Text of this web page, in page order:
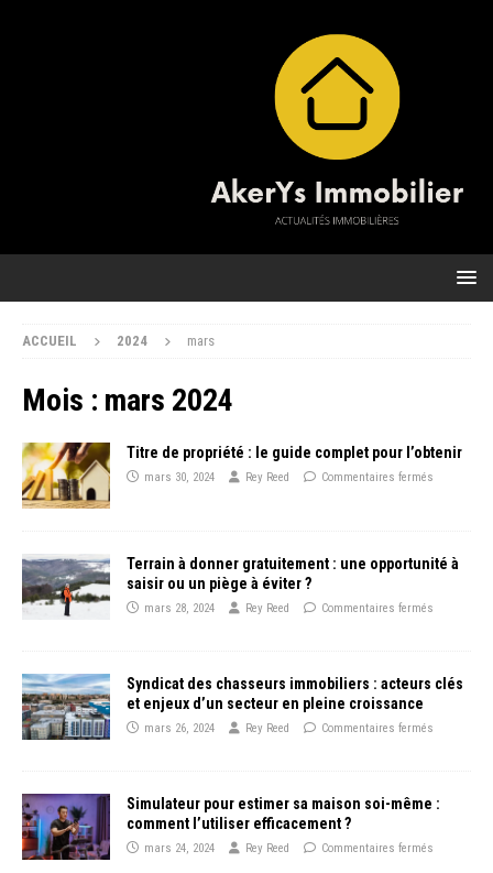
ACCUEIL 2024 mars
Mois : mars 2024
Titre de propriété : le guide complet pour l’obtenir
mars 30, 2024 Rey Reed Commentaires fermés
Terrain à donner gratuitement : une opportunité à
saisir ou un piège à éviter ?
mars 28, 2024 Rey Reed Commentaires fermés
Syndicat des chasseurs immobiliers : acteurs clés
et enjeux d’un secteur en pleine croissance
mars 26, 2024 Rey Reed Commentaires fermés
Simulateur pour estimer sa maison soi-même :
comment l’utiliser efficacement ?
mars 24, 2024 Rey Reed Commentaires fermés